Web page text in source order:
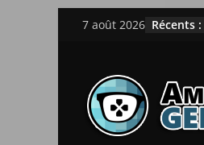
Passer7 août 2026 Récents :